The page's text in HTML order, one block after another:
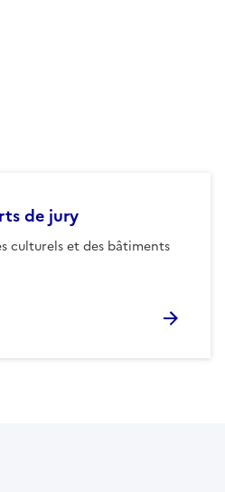
de jury
culturels et des bâtiments